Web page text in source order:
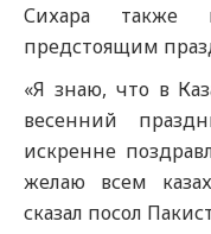
Сихара также
предстоящим
«Я знаю, что в
весенний
искренне
желаю всем
сказал посол